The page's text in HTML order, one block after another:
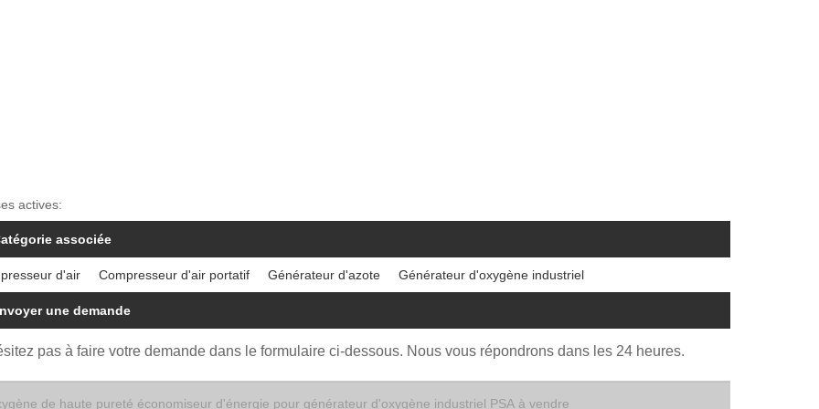
actives:
associée
d'air Compresseur d'air portatif Générateur d'azote Générateur d'oxygène industriel
une demande
pas à faire votre demande dans le formulaire ci-dessous. Nous vous répondrons dans les 24 heures.